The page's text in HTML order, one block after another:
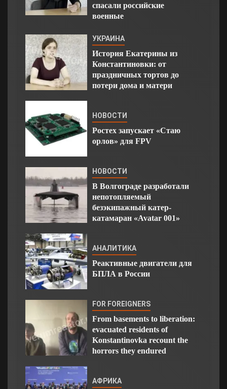
спасали российские
военные
УКРАИНА
История Екатерины из
Константиновки: от
праздничных тортов до
потери дома и матери
НОВОСТИ
Ростех запускает «Стаю
орлов» для FPV
НОВОСТИ
В Волгограде разработали
непотопляемый
безэкипажный катер-
катамаран «Avatar 001»
АНАЛИТИКА
Реактивные двигатели для
БПЛА в России
FOR FOREIGNERS
From basements to liberation:
evacuated residents of
Konstantinovka recount the
horrors they endured
АФРИКА